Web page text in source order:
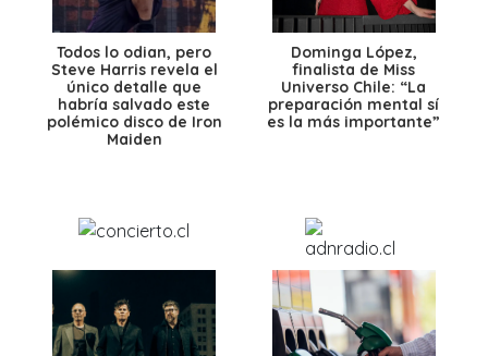
Todos lo odian, pero
Steve Harris revela el
único detalle que
habría salvado este
polémico disco de Iron
Maiden
Dominga López,
finalista de Miss
Universo Chile: “La
preparación mental sí
es la más importante”